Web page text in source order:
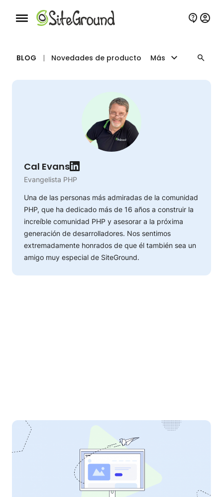
Botón de navegación móvil
BLOG | Novedades de producto Más
Cal Evans
Evangelista PHP
Una de las personas más admiradas de la comunidad
PHP, que ha dedicado más de 16 años a construir la
increíble comunidad PHP y asesorar a la próxima
generación de desarrolladores. Nos sentimos
extremadamente honrados de que él también sea un
amigo muy especial de SiteGround.